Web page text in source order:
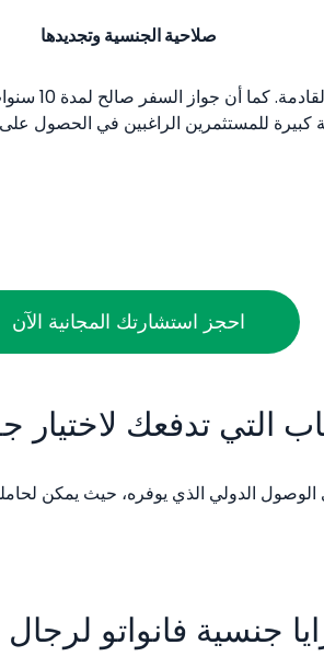
صلاحية الجنسية وتجديدها
تعتبر
كبيرة للمستثمرين الراغبين في الحصول
احجز استشارتك المجانية الآن
التي تدفعك لاختيار
جنسية فانواتو لرجال